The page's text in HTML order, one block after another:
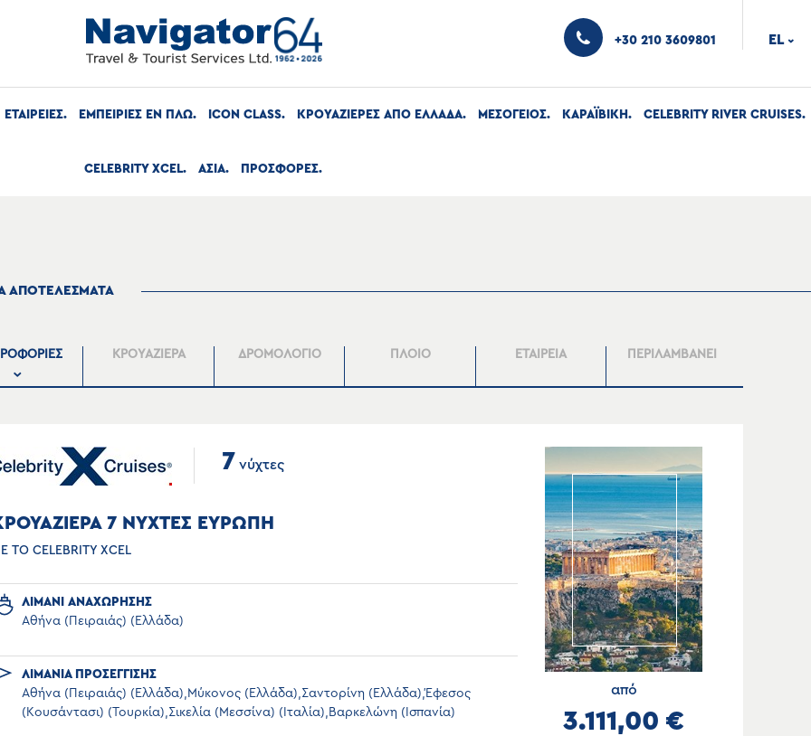
+30 210 3609801 EL ›
ΕΤΑΙΡΕΙΕΣ ΕΜΠΕΙΡΙΕΣ ΕΝ ΠΛΩ ICON CLASS ΚΡΟΥΑΖΙΕΡΕΣ ΑΠΟ ΕΛΛΑΔΑ ΜΕΣΟΓΕΙΟΣ ΚΑΡΑΪΒΙΚΗ CELEBRITY RIVER CRUISES
CELEBRITY XCEL ΑΣΙΑ ΠΡΟΣΦΟΡΕΣ
ΑΠΟΤΕΛΕΣΜΑΤΑ
ΚΡΟΥΑΖΙΕΡΑ ΔΡΟΜΟΛΟΓΙΟ ΠΛΟΙΟ ΕΤΑΙΡΕΙΑ ΠΕΡΙΛΑΜΒΑΝΕΙ
7 νύχτες
7 ΝΥΧΤΕΣ ΕΥΡΩΠΗ
ΤΟ CELEBRITY XCEL
ΛΙΜΑΝΙ ΑΝΑΧΩΡΗΣΗΣ
Αθήνα (Πειραιάς) (Ελλάδα)
ΛΙΜΑΝΙΑ ΠΡΟΣΕΓΓΙΣΗΣ
Αθήνα (Πειραιάς) (Ελλάδα),Μύκονος (Ελλάδα),Σαντορίνη (Ελλάδα),Έφεσος
(Κουσάντασι) (Τουρκία),Σικελία (Μεσσίνα) (Ιταλία),Βαρκελώνη (Ισπανία)
από
3.111,00 €